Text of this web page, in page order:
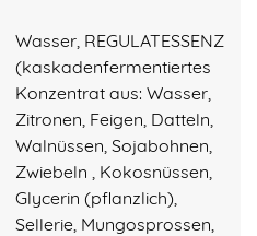
Wasser, REGULATESSENZ
(kaskadenfermentiertes
Konzentrat aus: Wasser,
Zitronen, Feigen, Datteln,
Walnüssen, Sojabohnen,
Zwiebeln , Kokosnüssen,
Glycerin (pflanzlich),
Sellerie, Mungosprossen,